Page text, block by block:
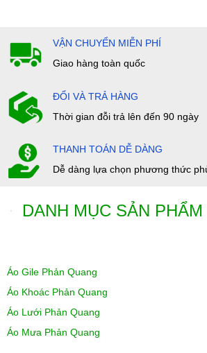
VẬN CHUYỂN MIỄN PHÍ
Giao hàng toàn quốc
ĐỔI VÀ TRẢ HÀNG
Thời gian đỗi trả lên đến 90 ngày
THANH TOÁN DỄ DÀNG
Dễ dàng lựa chọn phương thức
DANH MỤC SẢN
Áo Gile Phản Quang
Áo Khoác Phản Quang
Áo Lưới Phản Quang
Áo Mưa Phản Quang